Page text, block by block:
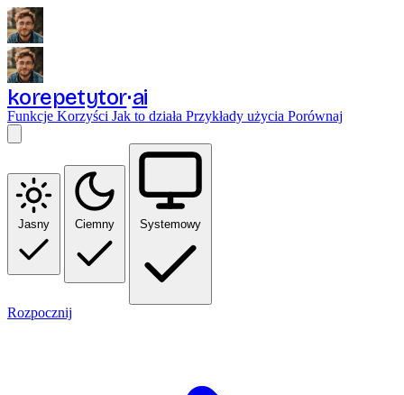
korepetytor ai
Funkcje Korzyści Jak to działa Przykłady użycia Porównaj
Jasny Ciemny Systemowy
Rozpocznij